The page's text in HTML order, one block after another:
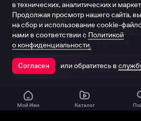
Виталий Шляппо
Продюсер Актёр дубляжа
Открыть в
Мой Иви Каталог
в технических, аналитических и
Продолжая просмотр нашего сайта,
на сбор и использование cookie-
нами в соответствии с Политикой
о конфиденциальности.
Согласен или обратитесь в